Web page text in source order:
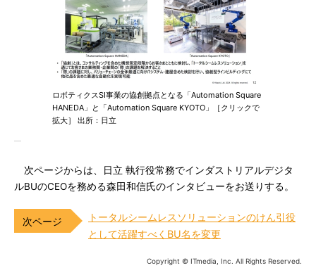
ロボティクスSI事業の協創拠点となる「Automation Square
HANEDA」と「Automation Square KYOTO」［クリックで
拡大］ 出所：日立
次ページからは、日立 執行役常務でインダストリアルデジタ
ルBUのCEOを務める森田和信氏のインタビューをお送りする。
トータルシームレスソリューションのけん引役
として活躍すべくBU名を変更
Copyright © ITmedia, Inc. All Rights Reserved.